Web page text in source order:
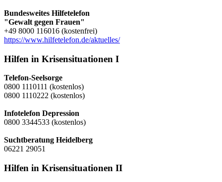
Bundesweites Hilfetelefon
"Gewalt gegen Frauen"
+49 8000 116016 (kostenfrei)
https://www.hilfetelefon.de/aktuelles/
Hilfen in Krisensituationen I
Telefon-Seelsorge
0800 1110111 (kostenlos)
0800 1110222 (kostenlos)
Infotelefon Depression
0800 3344533 (kostenlos)
Suchtberatung Heidelberg
06221 29051
Hilfen in Krisensituationen II